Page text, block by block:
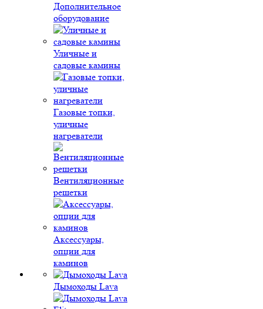
Дополнительное
оборудование
Уличные и
садовые камины
Газовые топки,
уличные
нагреватели
Вентиляционные
решетки
Аксессуары,
опции для
каминов
Дымоходы Lava